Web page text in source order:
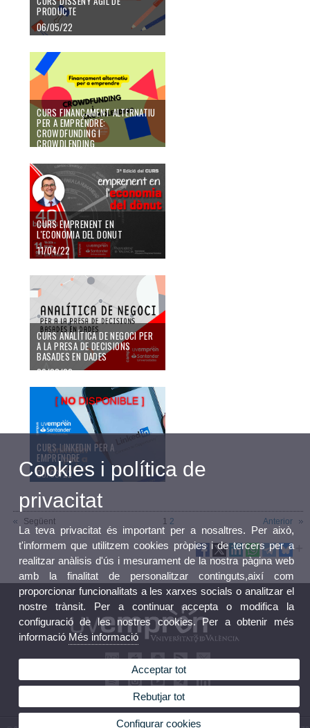
PRODUCTE
06/05/22
CURS FINANÇAMENT ALTERNATIU
PER A EMPRENDRE:
CROWDFUNDING I
CROWDLENDING
CURS EMPRENENT EN
L'ECONOMIA DEL DONUT
11/04/22
CURS ANALÍTICA DE NEGOCI PER
A LA PRESA DE DECISIONS
BASADES EN DADES
29/03/22
CURS LINKEDIN PER A
EMPRENDRE
09/03/22
Següent Anterior
1 2
Cookies i política de
privacitat
La teva privacitat és important per a nosaltres. Per això,
t'informem que utilitzem cookies pròpies i de tercers per a
realitzar anàlisis d'ús i mesurament de la nostra pàgina web
amb la finalitat de personalitzar continguts,així com
proporcionar funcionalitats a les xarxes socials o analitzar el
nostre trànsit. Per a continuar accepta o modifica la
configuració de les nostres cookies. Per a obtenir més
informació Més informació
Acceptar tot
Rebutjar tot
Configurar cookies